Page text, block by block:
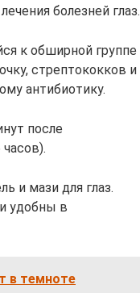
болезней глаз.
к обширной группе
стрептококков и
антибиотику.
после
и мази для глаз.
удобны в
в темноте